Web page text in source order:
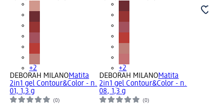
+2
DEBORAH MILANOMatita
2in1 gel Contour&Color - n.
01, 1,3 g
(0)
+2
DEBORAH MILANOMatita
2in1 gel Contour&Color - n.
08, 1,3 g
(0)